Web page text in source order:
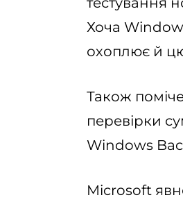
Хоча
охоплює й
Також
перевірки
Windows
Microsoft